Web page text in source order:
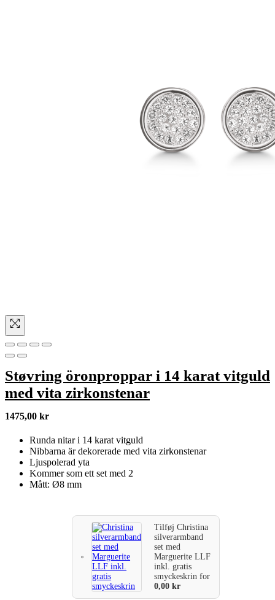
Støvring öronproppar i 14 karat vitguld
med vita zirkonstenar
1475,00 kr
Runda nitar i 14 karat vitguld
Nibbarna är dekorerade med vita zirkonstenar
Ljuspolerad yta
Kommer som ett set med 2
Mått: Ø8 mm
TilføjChristina
silverarmband
set med
Marguerite LLF
inkl. gratis
smyckeskrinfor
0,00kr